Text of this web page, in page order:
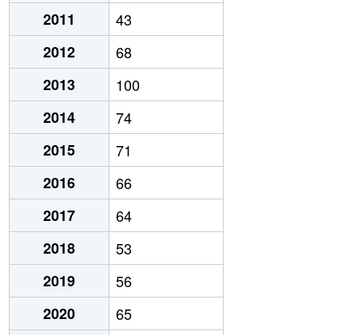
2011
43
2012
68
2013
100
2014
74
2015
71
2016
66
2017
64
2018
53
2019
56
2020
65